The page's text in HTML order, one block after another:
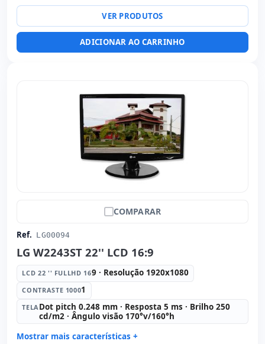
51x41x20 cm.
Peso: 3.60 Kg.
VER PRODUTOS
ADICIONAR AO CARRINHO
COMPARAR
Ref. LG00094
LG W2243ST 22'' LCD 16:9
LCD 22 '' FULLHD 169 · Resolução 1920x1080
CONTRASTE 10001
TELA Dot pitch 0.248 mm · Resposta 5 ms · Brilho 250
cd/m2 · Ângulo visão 170°v/160°h
Mostrar mais características +